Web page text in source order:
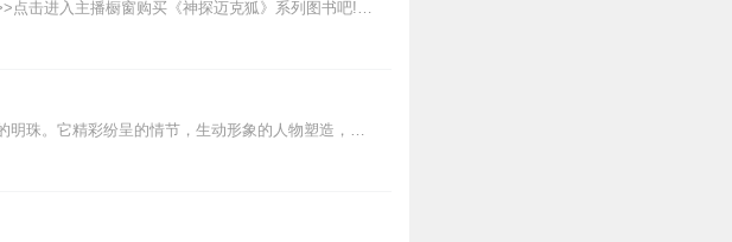
新专辑点击收听《神探迈克狐·怪盗归来篇｜多多罗》！！！>>>点击进入主播橱窗购买《神探迈克狐》系列图书吧!<<<多多罗故事【点击前往】收听多多罗其他好玩有趣的故...
《三国演义》是我国古典文学史长篇章回体历史小说最为闪耀的明珠。它精彩纷呈的情节，生动形象的人物塑造，对忠、勇、义人性光辉的真切呈现，让人动容。